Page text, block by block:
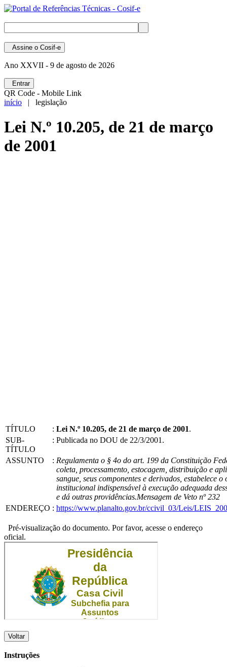
Assine o Cosif-e
Ano XXVII - 9 de agosto de 2026
Entrar
QR Code - Mobile Link
início | legislação
Lei N.º 10.205, de 21 de março
de 2001
TÍTULO : Lei N.º 10.205, de 21 de março de 2001.
SUB-
TÍTULO
: Publicada no DOU de 22/3/2001.
ASSUNTO : Regulamenta o § 4o do art. 199 da Constituição
coleta, processamento, estocagem, distribuição e
sangue, seus componentes e derivados, estabelece o
institucional indispensável à execução adequada
e dá outras providências.Mensagem de Veto nº 232
ENDEREÇO : https://www.planalto.gov.br/ccivil_03/Leis/
Pré-visualização do documento. Por favor, acesse o endereço
oficial.
Voltar
Instruções